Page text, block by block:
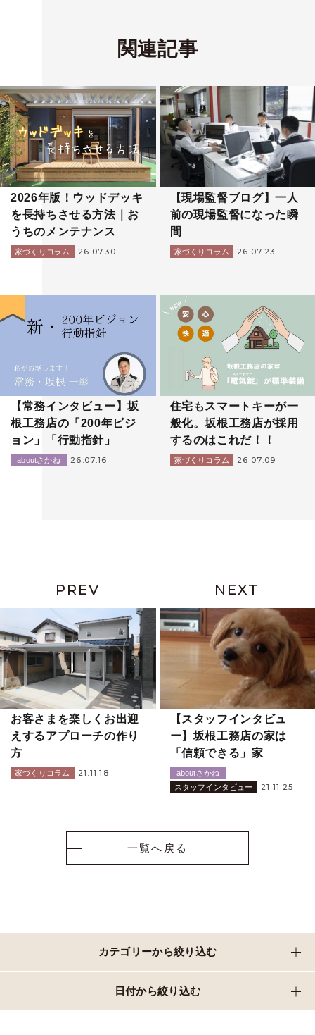
関連記事
2026年版！ウッドデッキ
を長持ちさせる方法｜お
うちのメンテナンス
家づくりコラム 26.07.30
【現場監督ブログ】一人
前の現場監督になった瞬
間
家づくりコラム 26.07.23
【常務インタビュー】坂
根工務店の「200年ビジ
ョン」「行動指針」
aboutさかね 26.07.16
住宅もスマートキーが一
般化。坂根工務店が採用
するのはこれだ！！
家づくりコラム 26.07.09
PREV
お客さまを楽しくお出迎
えするアプローチの作り
方
家づくりコラム 21.11.18
NEXT
【スタッフインタビュ
ー】坂根工務店の家は
「信頼できる」家
aboutさかね
スタッフインタビュー
21.11.25
一覧へ戻る
カテゴリーから絞り込む
日付から絞り込む